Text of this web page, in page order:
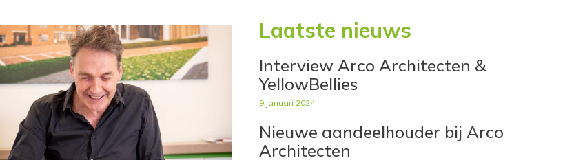
Laatste nieuws
Interview Arco Architecten &
YellowBellies
9 januari 2024
Nieuwe aandeelhouder bij Arco
Architecten